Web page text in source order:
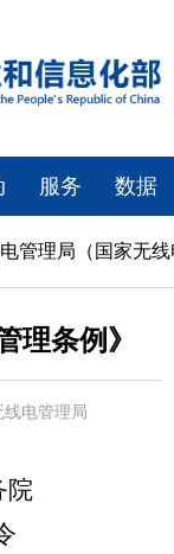
服务 数据
管理局（国家无
理条例》
线电管理局
院